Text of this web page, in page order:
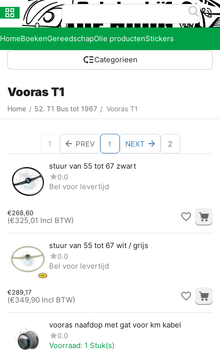
HomeBoekenGereedschapOlie productenStickers
Categorieen
Vooras T1
Home / 52. T1 Bus tot 1967 / Vooras T1
1 PREV 1 NEXT 2
stuur van 55 tot 67 zwart
0.0
Bel voor levertijd
€268,60
(€325,01 Incl BTW)
stuur van 55 tot 67 wit / grijs
0.0
Bel voor levertijd
€289,17
(€349,90 Incl BTW)
vooras naafdop met gat voor km kabel
0.0
Voorraad: 1 Stuk(s)